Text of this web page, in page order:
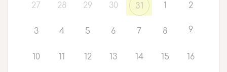
27 28 29 30 31 1 2
3 4 5 6 7 8 9
10 11 12 13 14 15 16